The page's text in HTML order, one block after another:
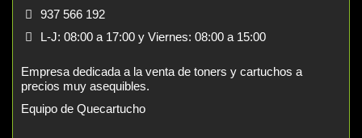
937 566 192
L-J: 08:00 a 17:00 y Viernes: 08:00 a 15:00
Empresa dedicada a la venta de toners y cartuchos a
precios muy asequibles.
Equipo de Quecartucho